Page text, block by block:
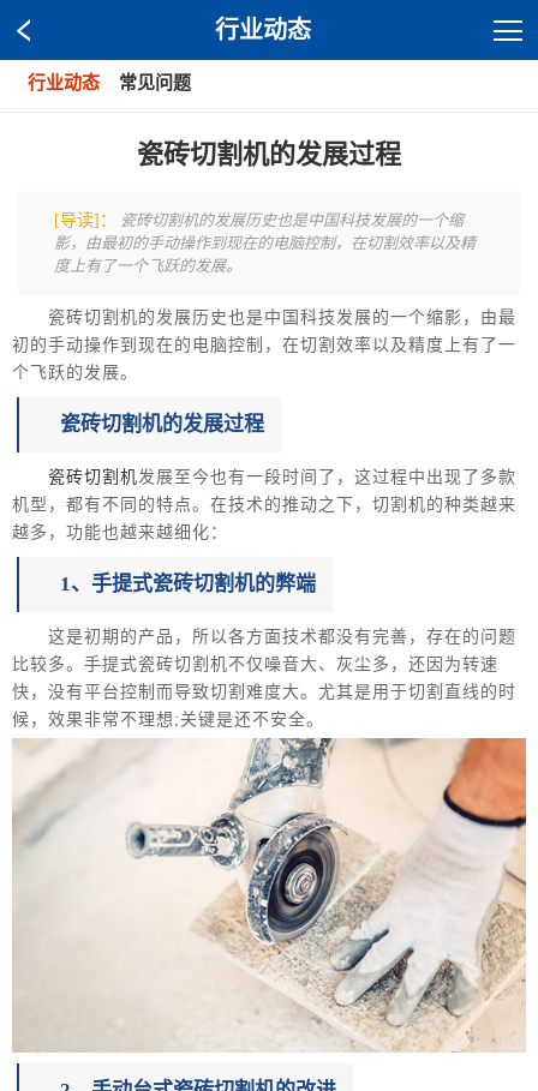
行业动态
行业动态 常见问题
瓷砖切割机的发展过程
[导读]：
瓷砖切割机的发展历史也是中国科技发展的一个缩
影，由最初的手动操作到现在的电脑控制，在切割效率以及精
度上有了一个飞跃的发展。
瓷砖切割机的发展历史也是中国科技发展的一个缩影，由最
初的手动操作到现在的电脑控制，在切割效率以及精度上有了一
个飞跃的发展。
瓷砖切割机的发展过程
瓷砖切割机发展至今也有一段时间了，这过程中出现了多款
机型，都有不同的特点。在技术的推动之下，切割机的种类越来
越多，功能也越来越细化：
1、手提式瓷砖切割机的弊端
这是初期的产品，所以各方面技术都没有完善，存在的问题
比较多。手提式瓷砖切割机不仅噪音大、灰尘多，还因为转速
快，没有平台控制而导致切割难度大。尤其是用于切割直线的时
候，效果非常不理想;关键是还不安全。